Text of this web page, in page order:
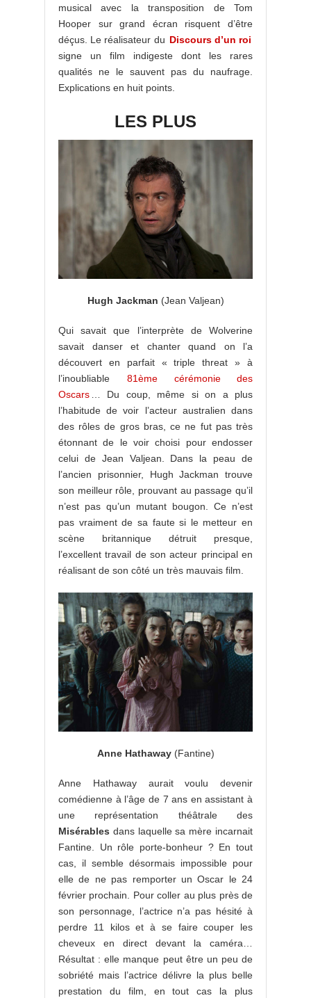
musical avec la transposition de Tom
Hooper sur grand écran risquent d’être
déçus. Le réalisateur du Discours d’un roi
signe un film indigeste dont les rares
qualités ne le sauvent pas du naufrage.
Explications en huit points.
LES PLUS
Hugh Jackman (Jean Valjean)
Qui savait que l’interprète de Wolverine
savait danser et chanter quand on l’a
découvert en parfait « triple threat » à
l’inoubliable
81ème cérémonie des
Oscars … Du coup, même si on a plus
l’habitude de voir l’acteur australien dans
des rôles de gros bras, ce ne fut pas très
étonnant de le voir choisi pour endosser
celui de Jean Valjean. Dans la peau de
l’ancien prisonnier, Hugh Jackman trouve
son meilleur rôle, prouvant au passage qu’il
n’est pas qu’un mutant bougon. Ce n’est
pas vraiment de sa faute si le metteur en
scène britannique détruit presque,
l’excellent travail de son acteur principal en
réalisant de son côté un très mauvais film.
Anne Hathaway(Fantine)
Anne Hathaway aurait voulu devenir
comédienne à l’âge de 7 ans en assistant à
une représentation théâtrale des
Misérables dans laquelle sa mère incarnait
Fantine. Un rôle porte-bonheur ? En tout
cas, il semble désormais impossible pour
elle de ne pas remporter un Oscar le 24
février prochain. Pour coller au plus près de
son personnage, l’actrice n’a pas hésité à
perdre 11 kilos et à se faire couper les
cheveux en direct devant la caméra…
Résultat : elle manque peut être un peu de
sobriété mais l’actrice délivre la plus belle
prestation du film, en tout cas la plus